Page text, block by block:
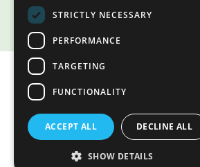
pour l’espace réservé
Financé par l'Union
vue et opinions
de l'auteur/des auteurs
reflètent pas
européenne ou de CINEA.
Ni l'Union européenne ni
être tenus responsables
STRICTLY NECESSARY
PERFORMANCE
TARGETING
FUNCTIONALITY
ACCEPT ALL DECLINE ALL
SHOW DETAILS